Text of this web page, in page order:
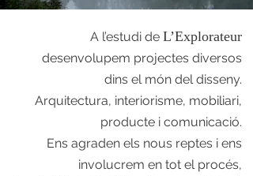
A l’estudi de L’Explorateur
desenvolupem projectes diversos
dins el món del disseny.
Arquitectura, interiorisme, mobiliari,
producte i comunicació.
Ens agraden els nous reptes i ens
involucrem en tot el procés,